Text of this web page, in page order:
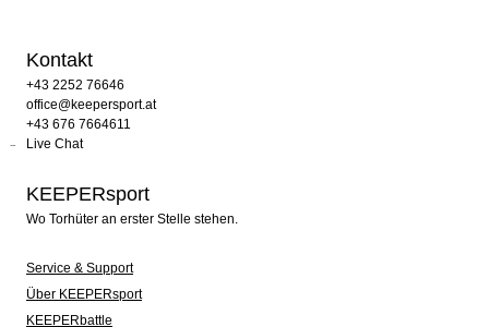
Kontakt
+43 2252 76646
office@keepersport.at
+43 676 7664611
Live Chat
KEEPERsport
Wo Torhüter an erster Stelle stehen.
Service & Support
Über KEEPERsport
KEEPERbattle